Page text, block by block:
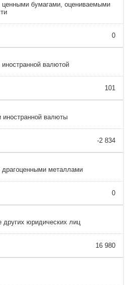
бумагами, оцениваемыми
0
валютой
101
иностранной валюты
-2 834
металлами
0
других юридических лиц
16 980